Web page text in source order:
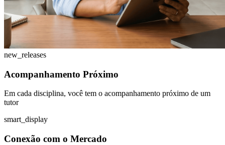
new_releases
Acompanhamento Próximo
Em cada disciplina, você tem o acompanhamento próximo de um
tutor
smart_display
Conexão com o Mercado